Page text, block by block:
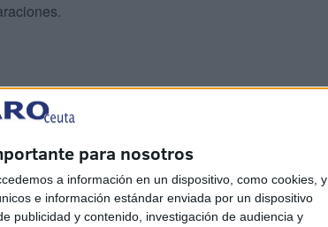
para nosotros
a información en un dispositivo, como cookies, y
e información estándar enviada por un dispositivo
publicidad y contenido, investigación de audiencia y